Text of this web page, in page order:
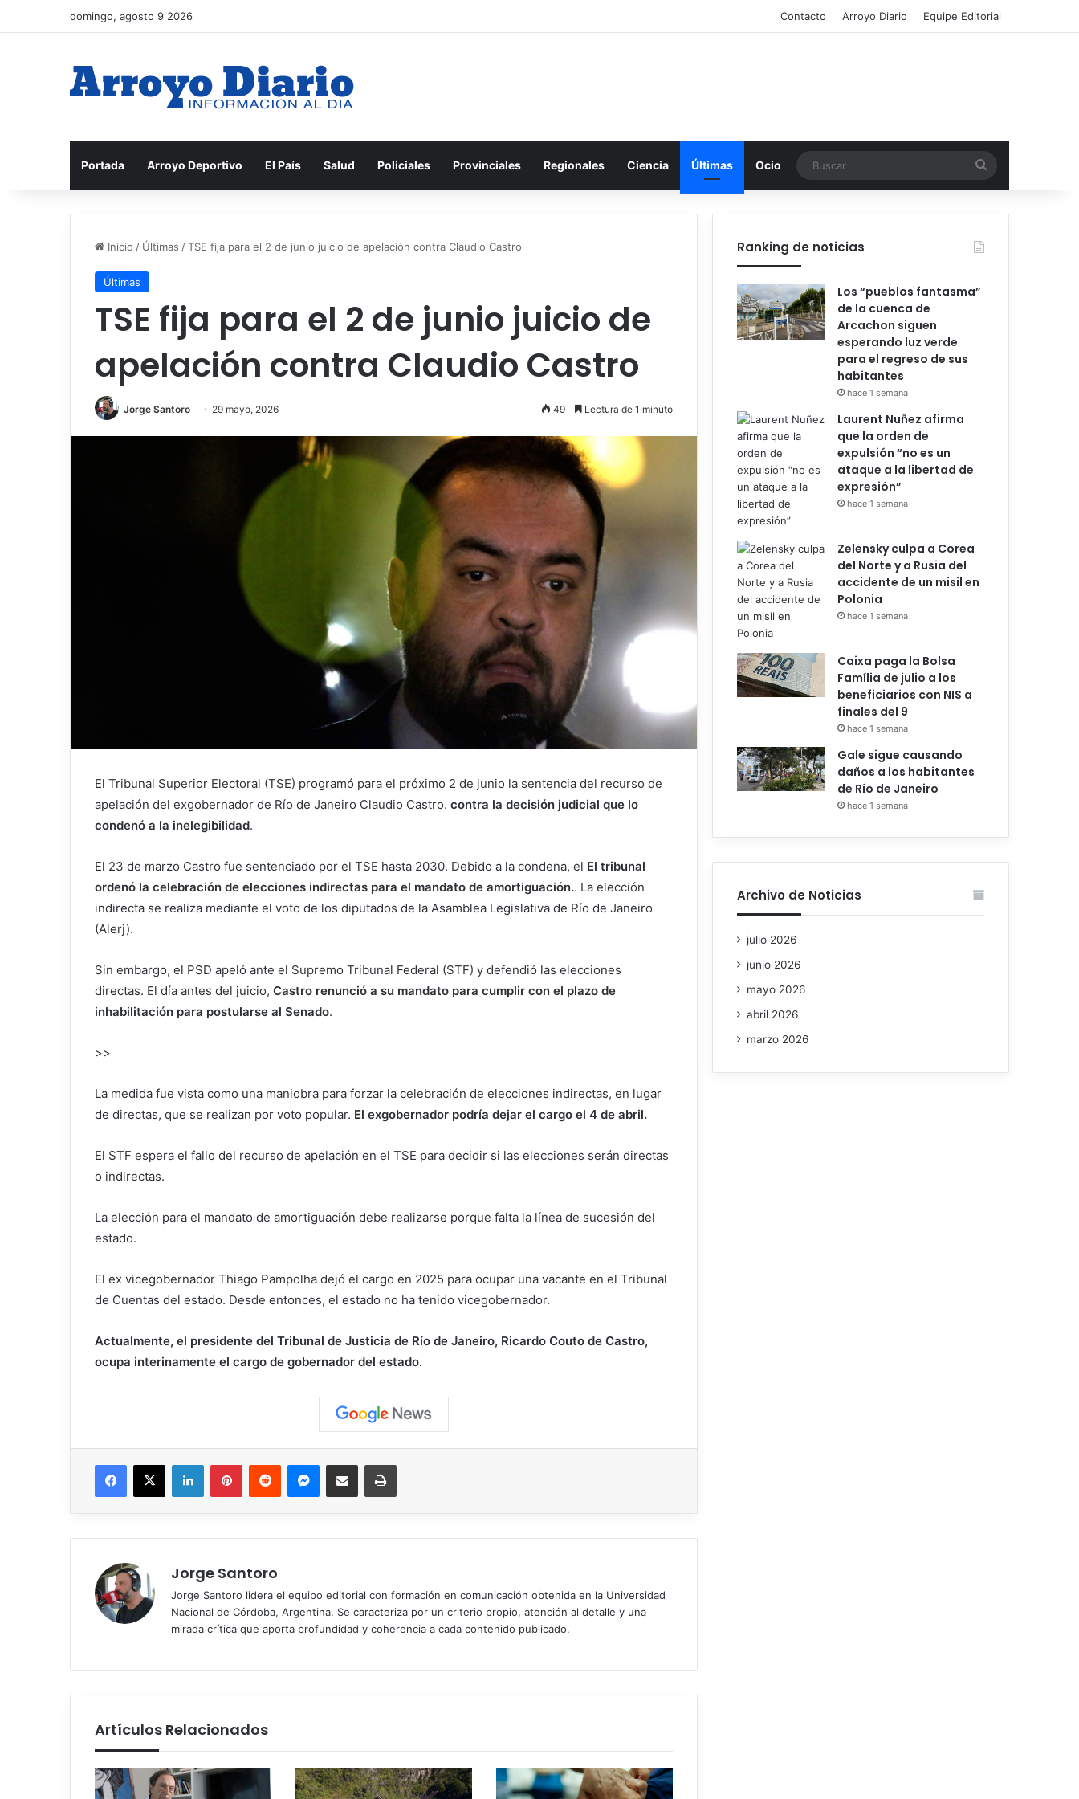
domingo, agosto 9 2026 Contacto Arroyo Diario Equipe Editorial
Portada Arroyo Deportivo El País Salud Policiales Provinciales Regionales Ciencia Últimas Ocio
Inicio / Últimas /TSE fija para el 2 de junio juicio de apelación contra Claudio Castro
Últimas
TSE fija para el 2 de junio juicio de
apelación contra Claudio Castro
Jorge Santoro 29 mayo, 2026 49 Lectura de 1 minuto
El Tribunal Superior Electoral (TSE) programó para el próximo 2 de junio la sentencia del recurso de
apelación del exgobernador de Río de Janeiro Claudio Castro. contra la decisión judicial que lo
condenó a la inelegibilidad.
El 23 de marzo Castro fue sentenciado por el TSE hasta 2030. Debido a la condena, el El tribunal
ordenó la celebración de elecciones indirectas para el mandato de amortiguación.. La elección
indirecta se realiza mediante el voto de los diputados de la Asamblea Legislativa de Río de Janeiro
(Alerj).
Sin embargo, el PSD apeló ante el Supremo Tribunal Federal (STF) y defendió las elecciones
directas. El día antes del juicio, Castro renunció a su mandato para cumplir con el plazo de
inhabilitación para postularse al Senado.
>>
La medida fue vista como una maniobra para forzar la celebración de elecciones indirectas, en lugar
de directas, que se realizan por voto popular. El exgobernador podría dejar el cargo el 4 de abril.
El STF espera el fallo del recurso de apelación en el TSE para decidir si las elecciones serán directas
o indirectas.
La elección para el mandato de amortiguación debe realizarse porque falta la línea de sucesión del
estado.
El ex vicegobernador Thiago Pampolha dejó el cargo en 2025 para ocupar una vacante en el Tribunal
de Cuentas del estado. Desde entonces, el estado no ha tenido vicegobernador.
Actualmente, el presidente del Tribunal de Justicia de Río de Janeiro, Ricardo Couto de Castro,
ocupa interinamente el cargo de gobernador del estado.
Facebook
X LinkedInPinterestReddit MessengerCompartir vía correo electrónicoImprimir
Jorge Santoro
Jorge Santoro lidera el equipo editorial con formación en comunicación obtenida en la Universidad
Nacional de Córdoba, Argentina. Se caracteriza por un criterio propio, atención al detalle y una
mirada crítica que aporta profundidad y coherencia a cada contenido publicado.
Artículos Relacionados
Ranking de noticias
Los “pueblos fantasma”
de la cuenca de
Arcachon siguen
esperando luz verde
para el regreso de sus
habitantes
hace 1 semana
Laurent Nuñez afirma
que la orden de
expulsión “no es un
ataque a la libertad de
expresión”
hace 1 semana
Zelensky culpa a Corea
del Norte y a Rusia del
accidente de un misil en
Polonia
hace 1 semana
Caixa paga la Bolsa
Família de julio a los
beneficiarios con NIS a
finales del 9
hace 1 semana
Gale sigue causando
daños a los habitantes
de Río de Janeiro
hace 1 semana
Archivo de Noticias
julio 2026
junio 2026
mayo 2026
abril 2026
marzo 2026